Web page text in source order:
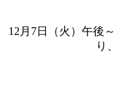
12月7日（火）
り